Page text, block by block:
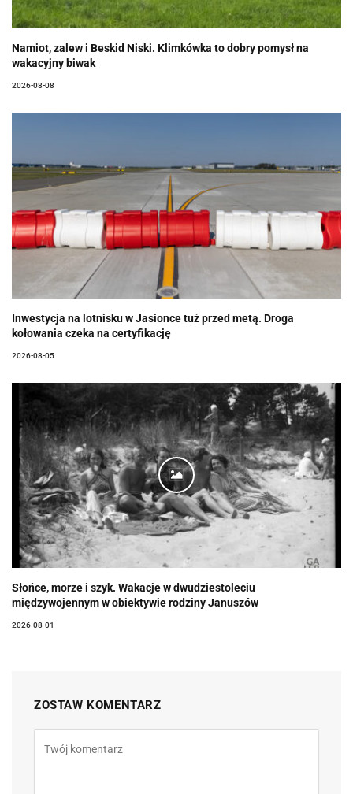
Namiot, zalew i Beskid Niski. Klimkówka to dobry pomysł na
wakacyjny biwak
2026-08-08
Inwestycja na lotnisku w Jasionce tuż przed metą. Droga
kołowania czeka na certyfikację
2026-08-05
Słońce, morze i szyk. Wakacje w dwudziestoleciu
międzywojennym w obiektywie rodziny Januszów
2026-08-01
ZOSTAW KOMENTARZ